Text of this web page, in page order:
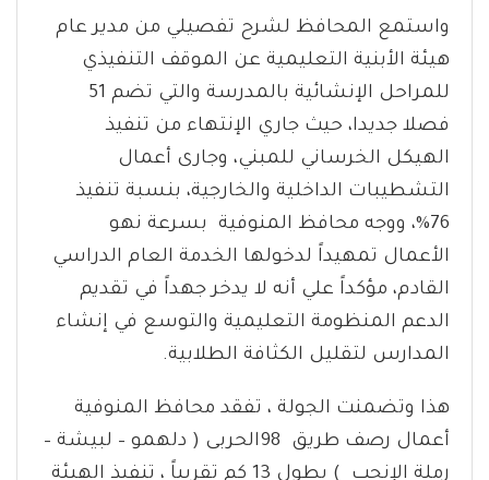
واستمع المحافظ لشرح تفصيلي من مدير عام
هيئة الأبنية التعليمية عن الموقف التنفيذي
للمراحل الإنشائية بالمدرسة والتي تضم 51
فصلا جديدا، حيث جاري الإنتهاء من تنفيذ
الهيكل الخرساني للمبني، وجارى أعمال
التشطيبات الداخلية والخارجية، بنسبة تنفيذ
76%، ووجه محافظ المنوفية بسرعة نهو
الأعمال تمهيداً لدخولها الخدمة العام الدراسي
القادم، مؤكداً علي أنه لا يدخر جهداً في تقديم
الدعم المنظومة التعليمية والتوسع في إنشاء
المدارس لتقليل الكثافة الطلابية.
هذا وتضمنت الجولة ، تفقد محافظ المنوفية
أعمال رصف طريق 98الحربى ( دلهمو – لبيشة –
رملة الإنجب ) بطول 13 كم تقريباً ، تنفيذ الهيئة